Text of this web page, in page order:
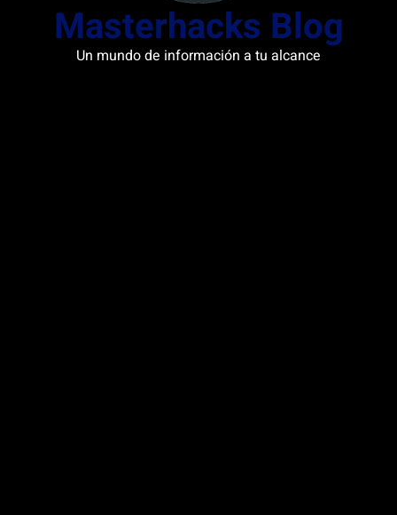
Masterhacks Blog
Un mundo de información a tu alcance